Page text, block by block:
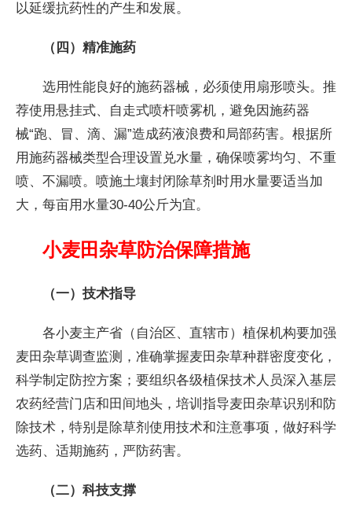
以延缓抗药性的产生和发展。
（四）精准施药
选用性能良好的施药器械，必须使用扇形喷头。推
荐使用悬挂式、自走式喷杆喷雾机，避免因施药器
械“跑、冒、滴、漏”造成药液浪费和局部药害。根据所
用施药器械类型合理设置兑水量，确保喷雾均匀、不重
喷、不漏喷。喷施土壤封闭除草剂时用水量要适当加
大，每亩用水量30-40公斤为宜。
小麦田杂草防治保障措施
（一）技术指导
各小麦主产省（自治区、直辖市）植保机构要加强
麦田杂草调查监测，准确掌握麦田杂草种群密度变化，
科学制定防控方案；要组织各级植保技术人员深入基层
农药经营门店和田间地头，培训指导麦田杂草识别和防
除技术，特别是除草剂使用技术和注意事项，做好科学
选药、适期施药，严防药害。
（二）科技支撑